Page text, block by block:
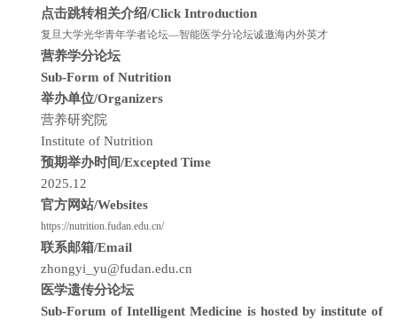
点击跳转相关介绍/Click Introduction
复旦大学光华青年学者论坛—智能医学分论坛诚邀海内外英才
营养学分论坛
Sub-Form of Nutrition
举办单位/Organizers
营养研究院
Institute of Nutrition
预期举办时间/Excepted Time
2025.12
官方网站/Websites
https://nutrition.fudan.edu.cn/
联系邮箱/Email
zhongyi_yu@fudan.edu.cn
医学遗传分论坛
Sub-Forum of Intelligent Medicine is hosted by institute of